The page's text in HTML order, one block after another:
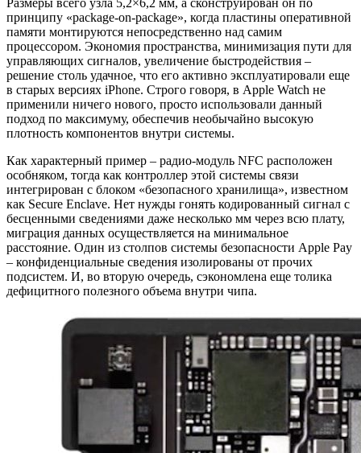
принципу «package-on-package», когда пластины оперативной
памяти монтируются непосредственно над самим
процессором. Экономия пространства, минимизация пути для
управляющих сигналов, увеличение быстродействия –
решение столь удачное, что его активно эксплуатировали еще
в старых версиях iPhone. Строго говоря, в Apple Watch не
применили ничего нового, просто использовали данный
подход по максимуму, обеспечив необычайно высокую
плотность компонентов внутри системы.
Как характерный пример – радио-модуль NFC расположен
особняком, тогда как контроллер этой системы связи
интегрирован с блоком «безопасного хранилища», известном
как Secure Enclave. Нет нужды гонять кодированный сигнал с
бесценными сведениями даже несколько мм через всю плату,
миграция данных осуществляется на минимальное
расстояние. Один из столпов системы безопасности Apple Pay
– конфиденциальные сведения изолированы от прочих
подсистем. И, во вторую очередь, сэкономлена еще толика
дефицитного полезного объема внутри чипа.